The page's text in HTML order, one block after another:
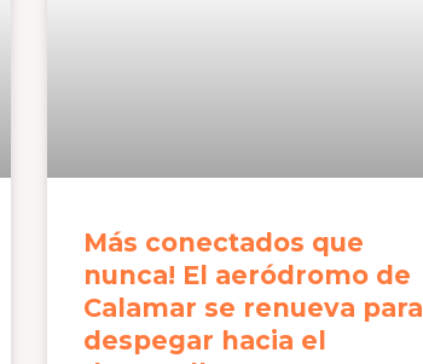
Más conectados que
nunca! El aeródromo de
Calamar se renueva para
despegar hacia el